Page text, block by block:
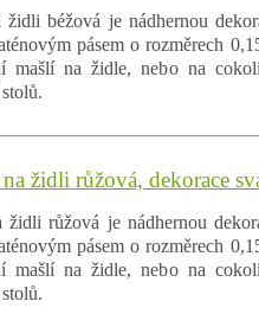
židli béžová je nádhernou
pásem o rozměrech
mašlí na židle, nebo na
na židli růžová, dekorace
židli růžová je nádhernou
pásem o rozměrech
mašlí na židle, nebo na